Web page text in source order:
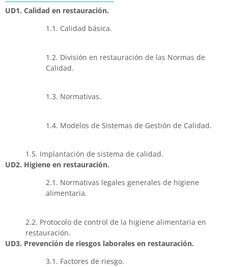
UD1. Calidad en restauración.
1.1. Calidad básica.
1.2. División en restauración de las Normas de
Calidad.
1.3. Normativas.
1.4. Modelos de Sistemas de Gestión de Calidad.
1.5. Implantación de sistema de calidad.
UD2. Higiene en restauración.
2.1. Normativas legales generales de higiene
alimentaria.
2.2. Protocolo de control de la higiene alimentaria en
restauración.
UD3. Prevención de riesgos laborales en restauración.
3.1. Factores de riesgo.